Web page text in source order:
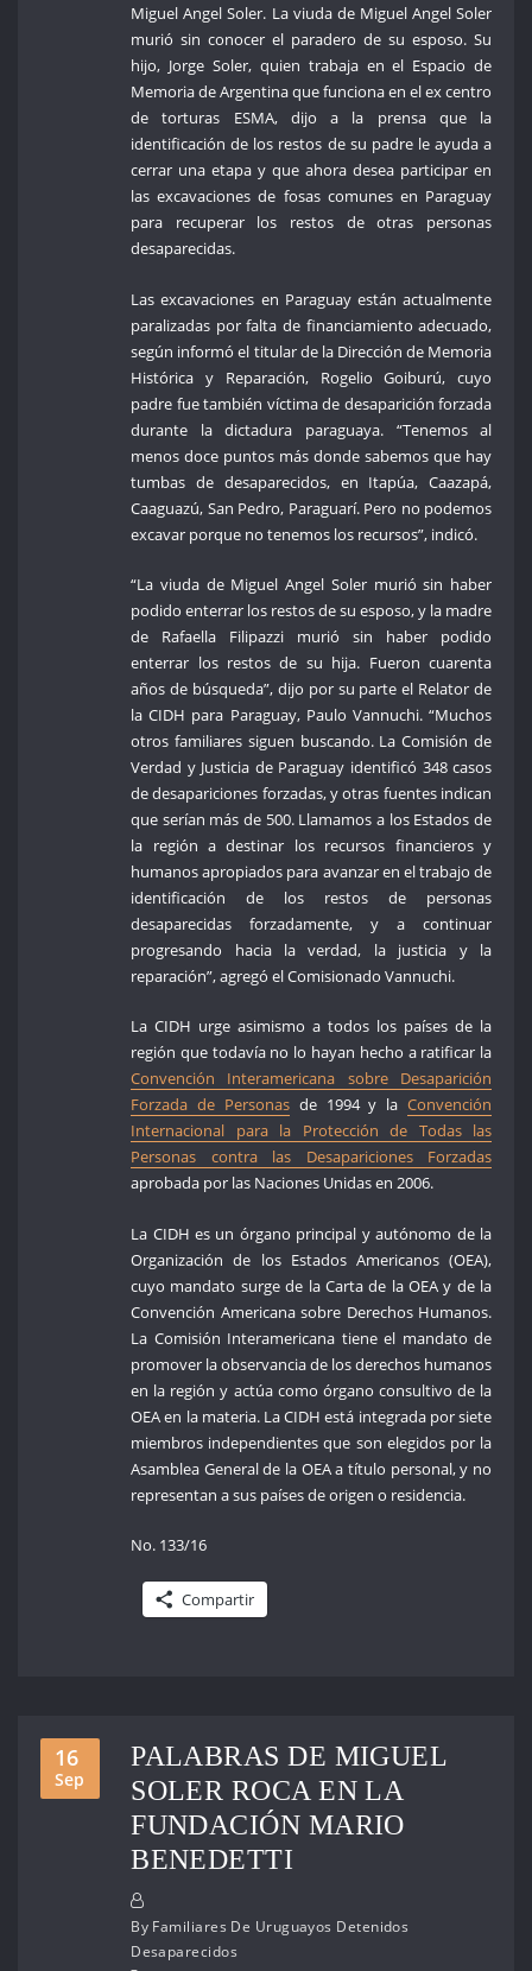
Miguel Angel Soler. La viuda de Miguel Angel Soler
murió sin conocer el paradero de su esposo. Su
hijo, Jorge Soler, quien trabaja en el Espacio de
Memoria de Argentina que funciona en el ex centro
de torturas ESMA, dijo a la prensa que la
identificación de los restos de su padre le ayuda a
cerrar una etapa y que ahora desea participar en
las excavaciones de fosas comunes en Paraguay
para recuperar los restos de otras personas
desaparecidas.
Las excavaciones en Paraguay están actualmente
paralizadas por falta de financiamiento adecuado,
según informó el titular de la Dirección de Memoria
Histórica y Reparación, Rogelio Goiburú, cuyo
padre fue también víctima de desaparición forzada
durante la dictadura paraguaya. “Tenemos al
menos doce puntos más donde sabemos que hay
tumbas de desaparecidos, en Itapúa, Caazapá,
Caaguazú, San Pedro, Paraguarí. Pero no podemos
excavar porque no tenemos los recursos”, indicó.
“La viuda de Miguel Angel Soler murió sin haber
podido enterrar los restos de su esposo, y la madre
de Rafaella Filipazzi murió sin haber podido
enterrar los restos de su hija. Fueron cuarenta
años de búsqueda”, dijo por su parte el Relator de
la CIDH para Paraguay, Paulo Vannuchi. “Muchos
otros familiares siguen buscando. La Comisión de
Verdad y Justicia de Paraguay identificó 348 casos
de desapariciones forzadas, y otras fuentes indican
que serían más de 500. Llamamos a los Estados de
la región a destinar los recursos financieros y
humanos apropiados para avanzar en el trabajo de
identificación de los restos de personas
desaparecidas forzadamente, y a continuar
progresando hacia la verdad, la justicia y la
reparación”, agregó el Comisionado Vannuchi.
La CIDH urge asimismo a todos los países de la
región que todavía no lo hayan hecho a ratificar la
Convención Interamericana sobre Desaparición
Forzada de Personasde 1994 y laConvención
Internacional para la Protección de Todas las
Personas contra las Desapariciones Forzadas
aprobada por las Naciones Unidas en 2006.
La CIDH es un órgano principal y autónomo de la
Organización de los Estados Americanos (OEA),
cuyo mandato surge de la Carta de la OEA y de la
Convención Americana sobre Derechos Humanos.
La Comisión Interamericana tiene el mandato de
promover la observancia de los derechos humanos
en la región y actúa como órgano consultivo de la
OEA en la materia. La CIDH está integrada por siete
miembros independientes que son elegidos por la
Asamblea General de la OEA a título personal, y no
representan a sus países de origen o residencia.
No. 133/16
Compartir
16
Sep
PALABRAS DE MIGUEL
SOLER ROCA EN LA
FUNDACIÓN MARIO
BENEDETTI
By Familiares De Uruguayos Detenidos
Desaparecidos